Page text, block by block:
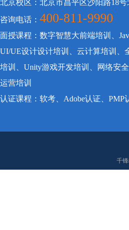
北京校区：北京市昌平区沙阳路18
咨询电话： 400-811-9990
面授课程：数字智慧大前端培训、
UI/UE设计设计培训、云计算培训、
培训、Unity游戏开发培训、网络安
运营培训
认证课程：软考、Adobe认证、PMP
千